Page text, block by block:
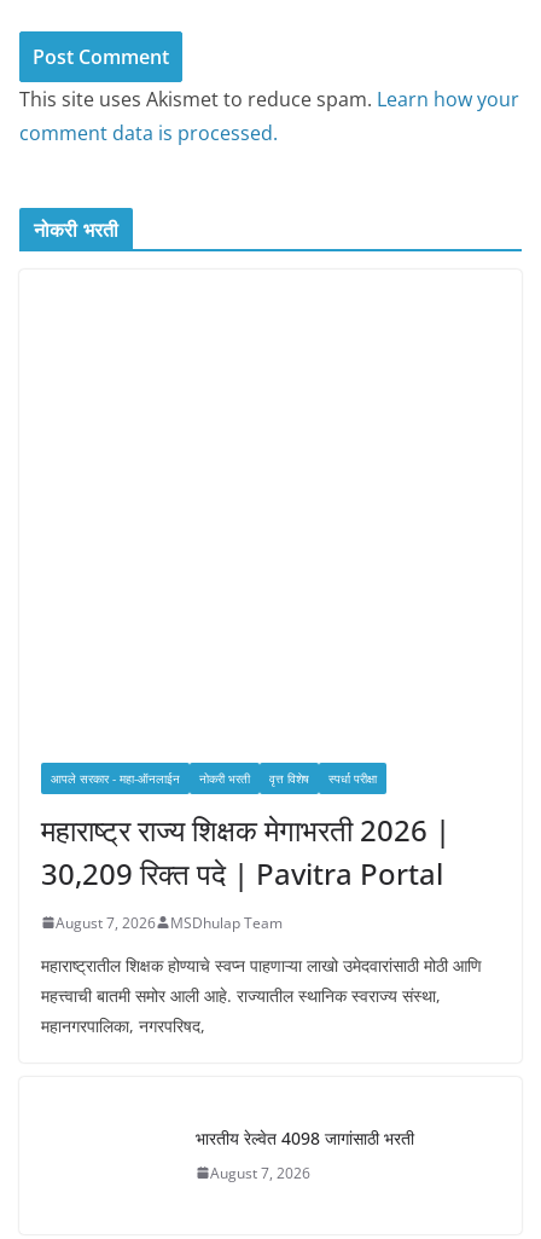
This site uses Akismet to reduce spam. Learn how your
comment data is processed.
नोकरी भरती
आपले सरकार - महा-ऑनलाईन नोकरी भरती वृत्त विशेष स्पर्धा परीक्षा
महाराष्ट्र राज्य शिक्षक मेगाभरती 2026 |
30,209 रिक्त पदे | Pavitra Portal
August 7, 2026 MSDhulap Team
महाराष्ट्रातील शिक्षक होण्याचे स्वप्न पाहणाऱ्या लाखो उमेदवारांसाठी मोठी आणि
महत्त्वाची बातमी समोर आली आहे. राज्यातील स्थानिक स्वराज्य संस्था,
महानगरपालिका, नगरपरिषद,
भारतीय रेल्वेत 4098 जागांसाठी भरती
August 7, 2026